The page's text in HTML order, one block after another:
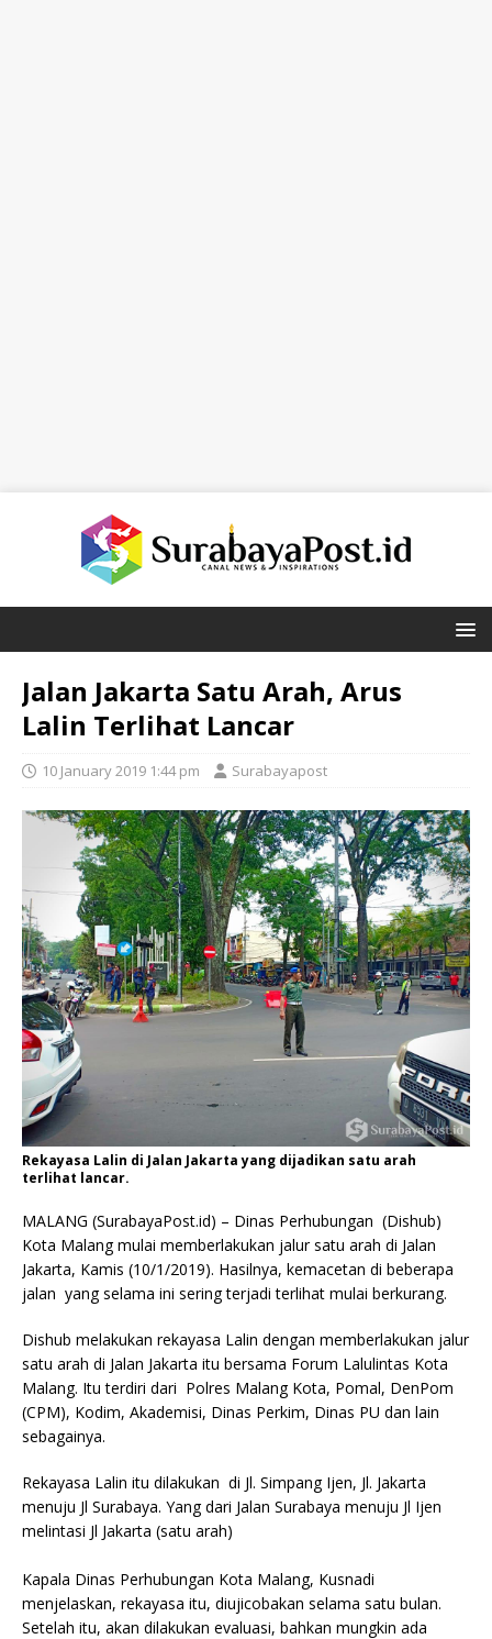
Jalan Jakarta Satu Arah, Arus
Lalin Terlihat Lancar
10 January 2019 1:44 pm Surabayapost
Rekayasa Lalin di Jalan Jakarta yang dijadikan satu arah
terlihat lancar.
MALANG (SurabayaPost.id) – Dinas Perhubungan (Dishub)
Kota Malang mulai memberlakukan jalur satu arah di Jalan
Jakarta, Kamis (10/1/2019). Hasilnya, kemacetan di beberapa
jalan yang selama ini sering terjadi terlihat mulai berkurang.
Dishub melakukan rekayasa Lalin dengan memberlakukan jalur
satu arah di Jalan Jakarta itu bersama Forum Lalulintas Kota
Malang. Itu terdiri dari Polres Malang Kota, Pomal, DenPom
(CPM), Kodim, Akademisi, Dinas Perkim, Dinas PU dan lain
sebagainya.
Rekayasa Lalin itu dilakukan di Jl. Simpang Ijen, Jl. Jakarta
menuju Jl Surabaya. Yang dari Jalan Surabaya menuju Jl Ijen
melintasi Jl Jakarta (satu arah)
Kapala Dinas Perhubungan Kota Malang, Kusnadi
menjelaskan, rekayasa itu, diujicobakan selama satu bulan.
Setelah itu, akan dilakukan evaluasi, bahkan mungkin ada